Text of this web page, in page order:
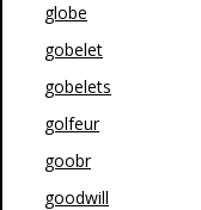
globe
gobelet
gobelets
golfeur
goobr
goodwill